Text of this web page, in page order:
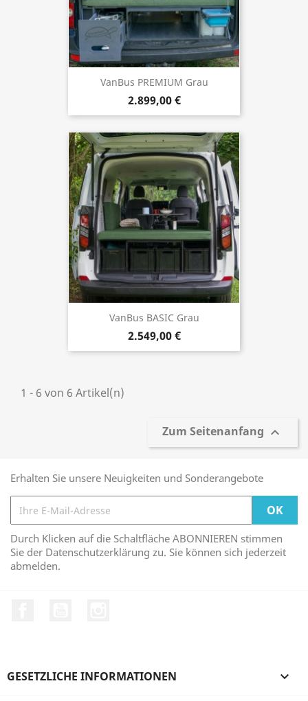
VanBus PREMIUM Grau
2.899,00 €
VanBus BASIC Grau
2.549,00 €
1 - 6 von 6 Artikel(n)
Zum Seitenanfang 
Erhalten Sie unsere Neuigkeiten und Sonderangebote
Durch Klicken auf die Schaltfläche ABONNIEREN stimmen
Sie der Datenschutzerklärung zu. Sie können sich jederzeit
abmelden.
GESETZLICHE INFORMATIONEN 